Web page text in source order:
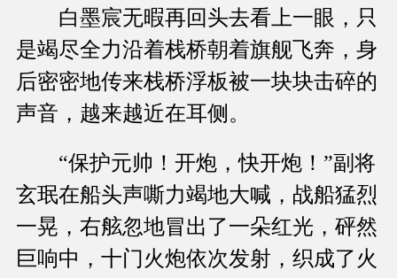
白墨宸无暇再回头去看上一眼，只
是竭尽全力沿着栈桥朝着旗舰飞奔，身
后密密地传来栈桥浮板被一块块击碎的
声音，越来越近在耳侧。
“保护元帅！开炮，快开炮！”副将
玄珉在船头声嘶力竭地大喊，战船猛烈
一晃，右舷忽地冒出了一朵红光，砰然
巨响中，十门火炮依次发射，织成了火